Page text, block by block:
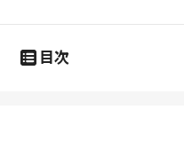
目次